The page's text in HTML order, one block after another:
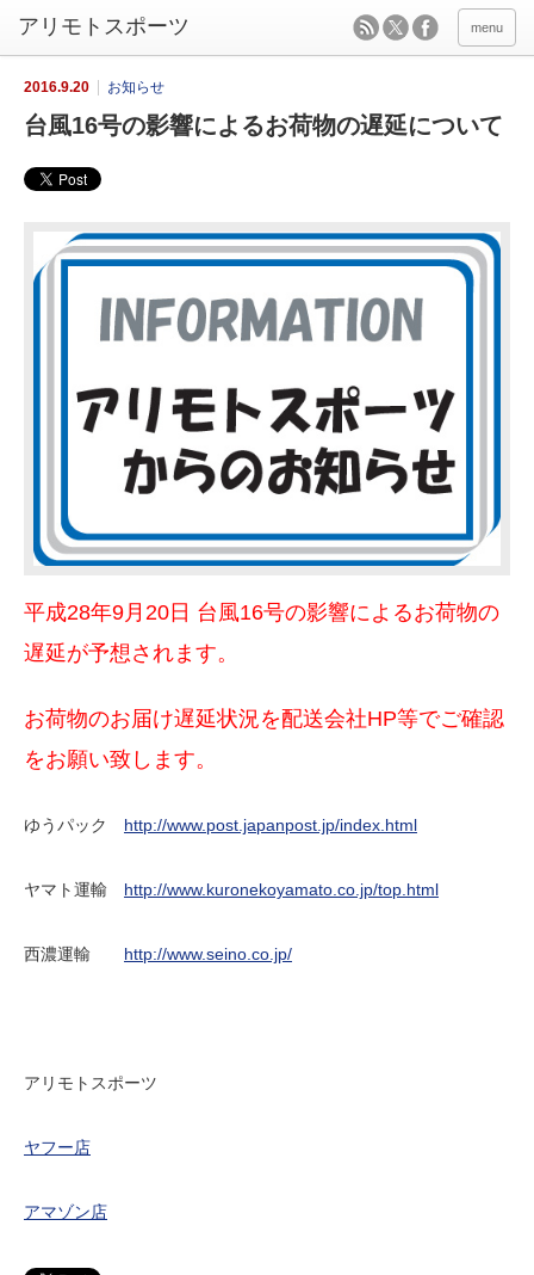
menu
2016.9.20 お知らせ
台風16号の影響によるお荷物の遅延について
平成28年9月20日 台風16号の影響によるお荷物の
遅延が予想されます。
お荷物のお届け遅延状況を配送会社HP等でご確認
をお願い致します。
ゆうパック http://www.post.japanpost.jp/index.html
ヤマト運輸 http://www.kuronekoyamato.co.jp/top.html
西濃運輸 http://www.seino.co.jp/
アリモトスポーツ
ヤフー店
アマゾン店